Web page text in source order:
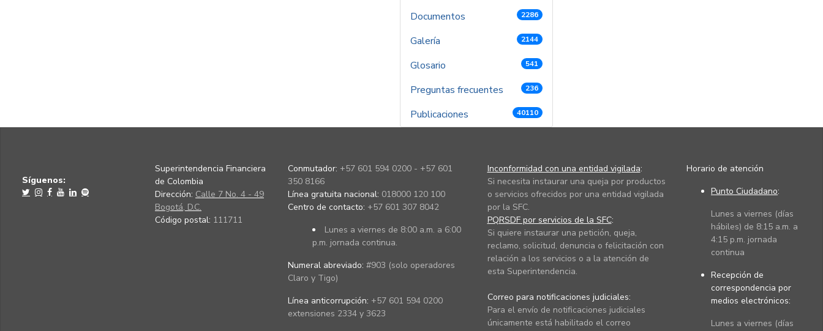
Documentos 2286
Galería 2144
Glosario 541
Preguntas frecuentes 236
Publicaciones 40110
Síguenos:
Superintendencia Financiera
de Colombia
Dirección: Calle 7 No. 4 - 49
Bogotá, D.C.
Código postal: 111711
Conmutador: +57 601 594 0200 - +57 601
350 8166
Línea gratuita nacional: 018000 120 100
Centro de contacto: +57 601 307 8042
Lunes a viernes de 8:00 a.m. a 6:00
p.m. jornada continua.
Numeral abreviado: #903 (solo operadores
Claro y Tigo)
Línea anticorrupción: +57 601 594 0200
extensiones 2334 y 3623
Inconformidad con una entidad vigilada:
Si necesita instaurar una queja por productos
o servicios ofrecidos por una entidad vigilada
por la SFC.
PQRSDF por servicios de la SFC:
Si quiere instaurar una petición, queja,
reclamo, solicitud, denuncia o felicitación con
relación a los servicios o a la atención de
esta Superintendencia.
Correo para notificaciones judiciales:
Para el envío de notificaciones judiciales
únicamente está habilitado el correo
Horario de atención
Punto Ciudadano:
Lunes a viernes (días
hábiles) de 8:15 a.m. a
4:15 p.m. jornada
continua
Recepción de
correspondencia por
medios electrónicos:
Lunes a viernes (días